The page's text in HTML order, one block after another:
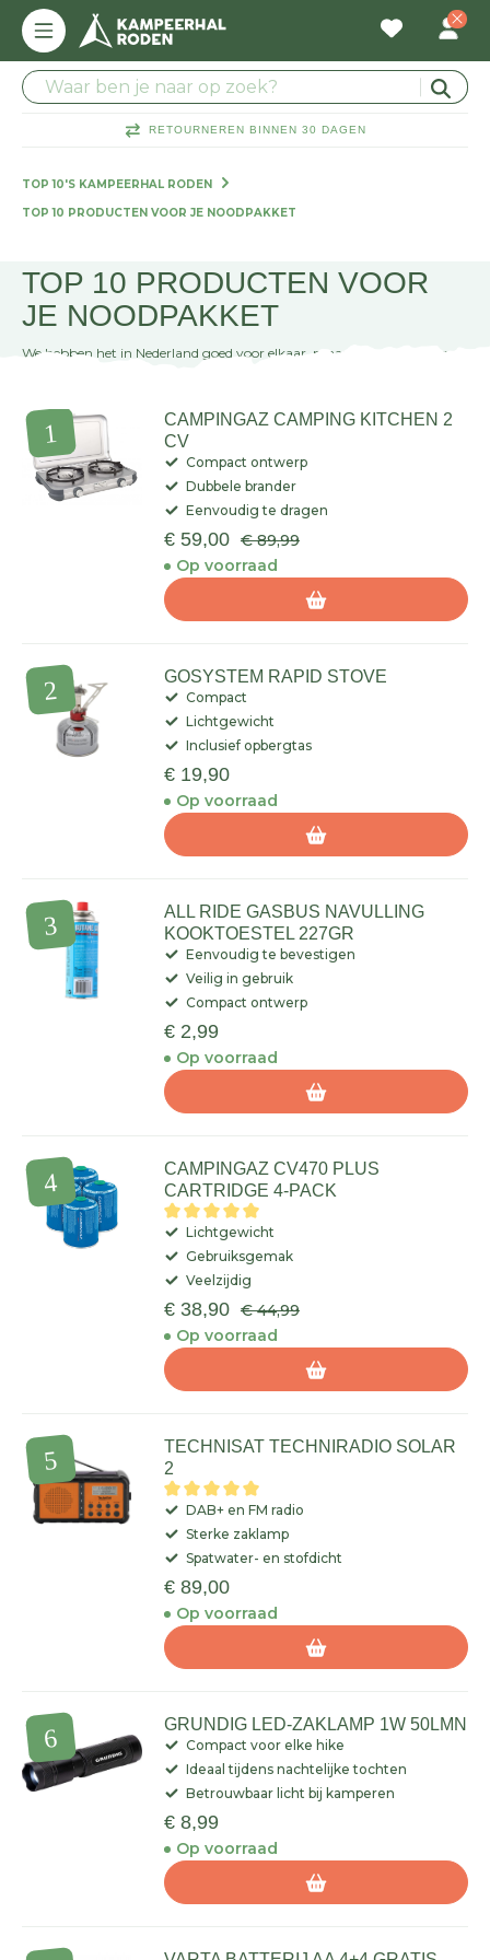
RETOURNEREN BINNEN 30 DAGEN
TOP 10'S KAMPEERHAL RODEN
TOP 10 PRODUCTEN VOOR JE NOODPAKKET
TOP 10 PRODUCTEN VOOR
JE NOODPAKKET
We hebben het in Nederland goed voor elkaar, maar toch kunnen er
je samengesteld.
CAMPINGAZ CAMPING KITCHEN 2
CV
Compact ontwerp
Dubbele brander
Eenvoudig te dragen
€ 59,00 € 89,99
Op voorraad
GOSYSTEM RAPID STOVE
Compact
Lichtgewicht
Inclusief opbergtas
€ 19,90
Op voorraad
ALL RIDE GASBUS NAVULLING
KOOKTOESTEL 227GR
Eenvoudig te bevestigen
Veilig in gebruik
Compact ontwerp
€ 2,99
Op voorraad
CAMPINGAZ CV470 PLUS
CARTRIDGE 4-PACK
Lichtgewicht
Gebruiksgemak
Veelzijdig
€ 38,90 € 44,99
Op voorraad
TECHNISAT TECHNIRADIO SOLAR
2
DAB+ en FM radio
Sterke zaklamp
Spatwater- en stofdicht
€ 89,00
Op voorraad
GRUNDIG LED-ZAKLAMP 1W 50LMN
Compact voor elke hike
Ideaal tijdens nachtelijke tochten
Betrouwbaar licht bij kamperen
€ 8,99
Op voorraad